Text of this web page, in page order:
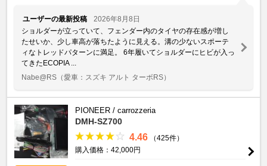
ユーザーの最新投稿
2026年8月8日
ショルダーが立っていて、フェンダー内のタイヤの存在感が増し
たせいか、少し車高が落ちたように見える。溝の少ないスポーテ
ィなトレッドパターンに満足。 6年履いてショルダーにヒビが入っ
てきたECOPIA ...
Nabe@RS （愛車：スズキ アルト ターボRS）
PIONEER / carrozzeria
DMH-SZ700
4.46
（425件）
購入価格：42,000円